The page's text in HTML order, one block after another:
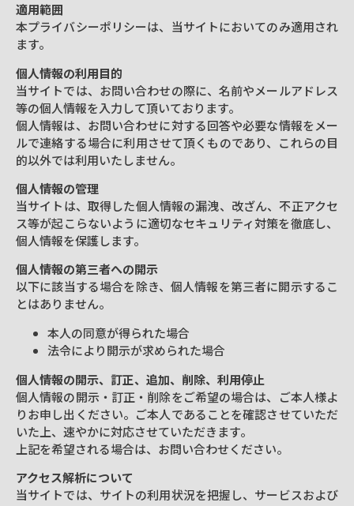
適用範囲
本プライバシーポリシーは、当サイトにおいてのみ適用され
ます。
個人情報の利用目的
当サイトでは、お問い合わせの際に、名前やメールアドレス
等の個人情報を入力して頂いております。
個人情報は、お問い合わせに対する回答や必要な情報をメー
ルで連絡する場合に利用させて頂くものであり、これらの目
的以外では利用いたしません。
個人情報の管理
当サイトは、取得した個人情報の漏洩、改ざん、不正アクセ
ス等が起こらないように適切なセキュリティ対策を徹底し、
個人情報を保護します。
個人情報の第三者への開示
以下に該当する場合を除き、個人情報を第三者に開示するこ
とはありません。
本人の同意が得られた場合
法令により開示が求められた場合
個人情報の開示、訂正、追加、削除、利用停止
個人情報の開示・訂正・削除をご希望の場合は、ご本人様よ
りお申し出ください。ご本人であることを確認させていただ
いた上、速やかに対応させていただきます。
上記を希望される場合は、お問い合わせください。
アクセス解析について
当サイトでは、サイトの利用状況を把握し、サービスおよび